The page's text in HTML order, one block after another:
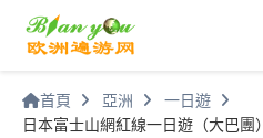
首頁 亞洲
一日遊
日本富士山網紅線一日遊（大巴團）